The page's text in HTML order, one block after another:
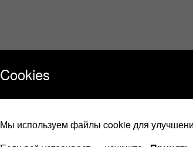
Cookies
Мы используем файлы cookie для